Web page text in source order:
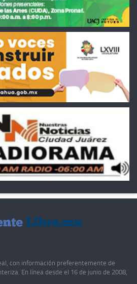
con información preferentemente de
En línea desde el 16 de junio de 2008,